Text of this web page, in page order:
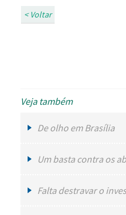
< Voltar
Veja também
De olho em Brasília
Um basta contra os
Falta destravar o